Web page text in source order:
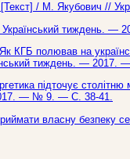
[Текст] / М. Якубович
Український тиждень.
КГБ полював на
тиждень. —
підточує
— № 9. — С. 38-41.
власну